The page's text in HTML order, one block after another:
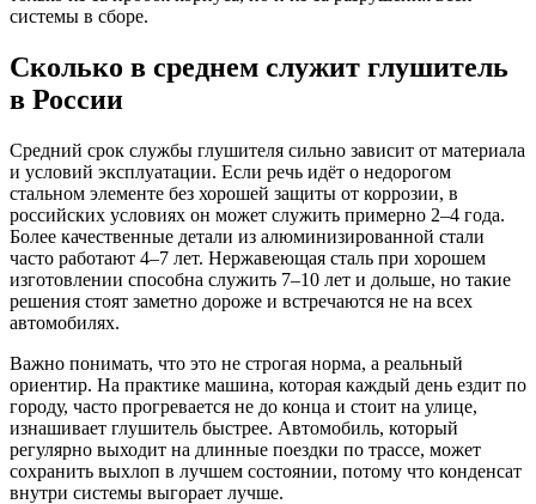
системы в сборе.
Сколько в среднем служит глушитель
в России
Средний срок службы глушителя сильно зависит от материала
и условий эксплуатации. Если речь идёт о недорогом
стальном элементе без хорошей защиты от коррозии, в
российских условиях он может служить примерно 2–4 года.
Более качественные детали из алюминизированной стали
часто работают 4–7 лет. Нержавеющая сталь при хорошем
изготовлении способна служить 7–10 лет и дольше, но такие
решения стоят заметно дороже и встречаются не на всех
автомобилях.
Важно понимать, что это не строгая норма, а реальный
ориентир. На практике машина, которая каждый день ездит по
городу, часто прогревается не до конца и стоит на улице,
изнашивает глушитель быстрее. Автомобиль, который
регулярно выходит на длинные поездки по трассе, может
сохранить выхлоп в лучшем состоянии, потому что конденсат
внутри системы выгорает лучше.